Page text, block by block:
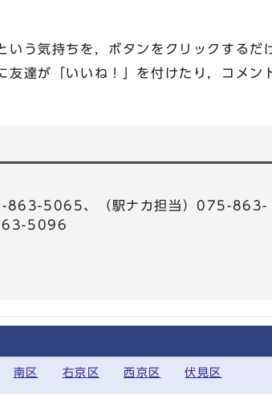
う気持ちを，ボタンをクリックするだ
達が「いいね！」を付けたり，コメン
863-5065、（駅ナカ担当）075-863-
5096
南区 右京区 西京区 伏見区